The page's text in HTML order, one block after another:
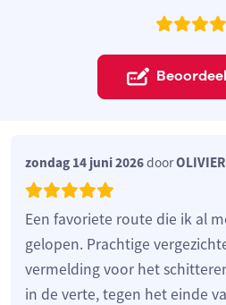
zondag 14 juni 2026door
Een favoriete route die ik al
gelopen. Prachtige
vermelding voor het
in de verte, tegen het einde